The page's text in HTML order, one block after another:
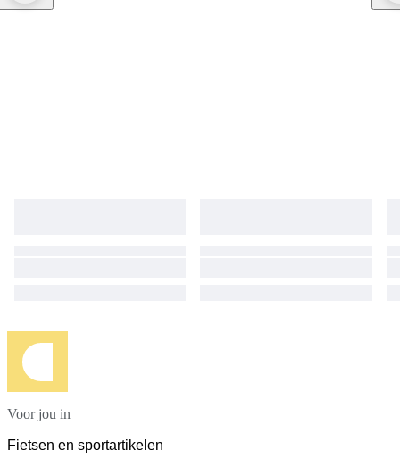
Voor jou in
Fietsen en sportartikelen